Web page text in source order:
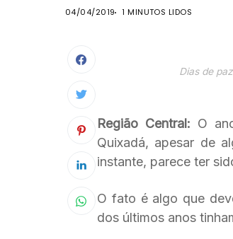
04/04/2019 1 MINUTOS LIDOS
Dias de
Região Central: O
Quixadá, apesar de
instante, parece ter
O fato é algo que
dos últimos anos